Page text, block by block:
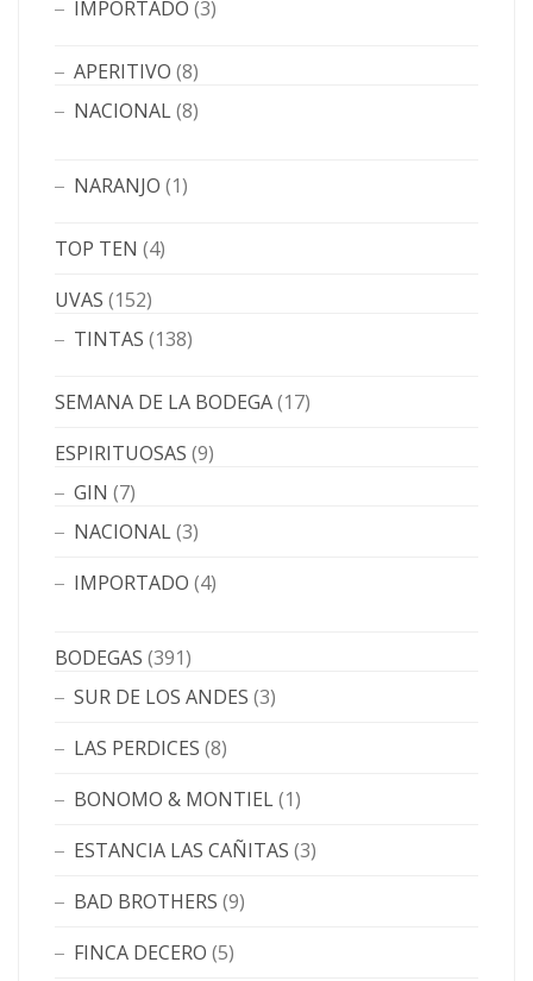
IMPORTADO (3)
APERITIVO (8)
NACIONAL(8)
NARANJO (1)
TOP TEN (4)
UVAS (152)
TINTAS (138)
SEMANA DE LA BODEGA(17)
ESPIRITUOSAS (9)
GIN (7)
NACIONAL(3)
IMPORTADO (4)
BODEGAS (391)
SUR DE LOS ANDES (3)
LAS PERDICES (8)
BONOMO & MONTIEL(1)
ESTANCIA LAS CAÑITAS (3)
BAD BROTHERS (9)
FINCA DECERO (5)